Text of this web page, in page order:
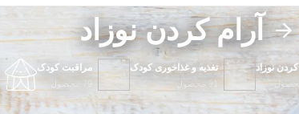
آرام کردن نوزاد
کردن نوزاد تغذیه و غذاخوری کودک
91 محصول
مراقبت کودک
79 محصول